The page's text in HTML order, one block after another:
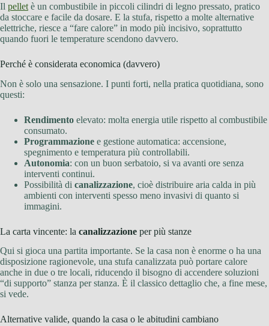
Il pellet è un combustibile in piccoli cilindri di legno pressato, pratico
da stoccare e facile da dosare. E la stufa, rispetto a molte alternative
elettriche, riesce a “fare calore” in modo più incisivo, soprattutto
quando fuori le temperature scendono davvero.
Perché è considerata economica (davvero)
Non è solo una sensazione. I punti forti, nella pratica quotidiana, sono
questi:
Rendimento elevato: molta energia utile rispetto al combustibile
consumato.
Programmazione e gestione automatica: accensione,
spegnimento e temperatura più controllabili.
Autonomia: con un buon serbatoio, si va avanti ore senza
interventi continui.
Possibilità di canalizzazione, cioè distribuire aria calda in più
ambienti con interventi spesso meno invasivi di quanto si
immagini.
La carta vincente: la canalizzazione per più stanze
Qui si gioca una partita importante. Se la casa non è enorme o ha una
disposizione ragionevole, una stufa canalizzata può portare calore
anche in due o tre locali, riducendo il bisogno di accendere soluzioni
“di supporto” stanza per stanza. È il classico dettaglio che, a fine mese,
si vede.
Alternative valide, quando la casa o le abitudini cambiano